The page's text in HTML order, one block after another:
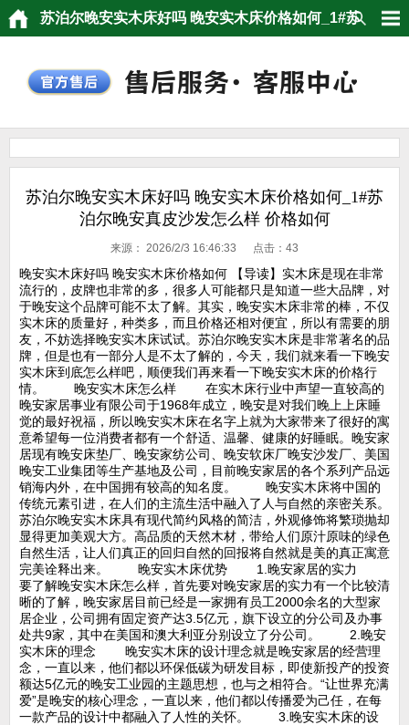
苏泊尔晚安实木床好吗 晚安实木床价格如何_1#苏
苏泊尔晚安实木床好吗 晚安实木床价格如何_1#苏
泊尔晚安真皮沙发怎么样 价格如何
来源： 2026/2/3 16:46:33 点击： 43
晚安实木床好吗 晚安实木床价格如何 【导读】实木床是现在非常
流行的，皮牌也非常的多，很多人可能都只是知道一些大品牌，对
于晚安这个品牌可能不太了解。其实，晚安实木床非常的棒，不仅
实木床的质量好，种类多，而且价格还相对便宜，所以有需要的朋
友，不妨选择晚安实木床试试。苏泊尔晚安实木床是非常著名的品
牌，但是也有一部分人是不太了解的，今天，我们就来看一下晚安
实木床到底怎么样吧，顺便我们再来看一下晚安实木床的价格行
情。 晚安实木床怎么样 在实木床行业中声望一直较高的
晚安家居事业有限公司于1968年成立，晚安是对我们晚上上床睡
觉的最好祝福，所以晚安实木床在名字上就为大家带来了很好的寓
意希望每一位消费者都有一个舒适、温馨、健康的好睡眠。晚安家
居现有晚安床垫厂、晚安家纺公司、晚安软床厂晚安沙发厂、美国
晚安工业集团等生产基地及公司，目前晚安家居的各个系列产品远
销海内外，在中国拥有较高的知名度。 晚安实木床将中国的
传统元素引进，在人们的主流生活中融入了人与自然的亲密关系。
苏泊尔晚安实木床具有现代简约风格的简洁，外观修饰将繁琐抛却
显得更加美观大方。高品质的天然木材，带给人们原汁原味的绿色
自然生活，让人们真正的回归自然的回报将自然就是美的真正寓意
完美诠释出来。 晚安实木床优势 1.晚安家居的实力
要了解晚安实木床怎么样，首先要对晚安家居的实力有一个比较清
晰的了解，晚安家居目前已经是一家拥有员工2000余名的大型家
居企业，公司拥有固定资产达3.5亿元，旗下设立的分公司及办事
处共9家，其中在美国和澳大利亚分别设立了分公司。 2.晚安
实木床的理念 晚安实木床的设计理念就是晚安家居的经营理
念，一直以来，他们都以环保低碳为研发目标，即使新投产的投资
额达5亿元的晚安工业园的主题思想，也与之相符合。“让世界充满
爱”是晚安的核心理念，一直以来，他们都以传播爱为己任，在每
一款产品的设计中都融入了人性的关怀。 3.晚安实木床的设